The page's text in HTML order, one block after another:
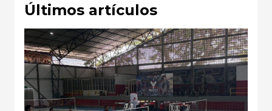
Últimos artículos